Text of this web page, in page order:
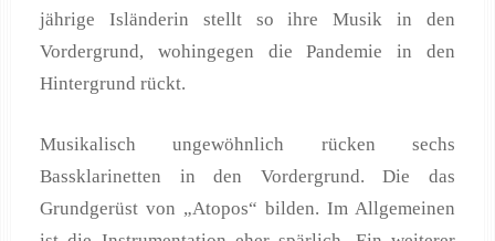
jährige Isländerin stellt so ihre Musik in den
Vordergrund, wohingegen die Pandemie in den
Hintergrund rückt.
Musikalisch ungewöhnlich rücken sechs
Bassklarinetten in den Vordergrund. Die das
Grundgerüst von „Atopos“ bilden. Im Allgemeinen